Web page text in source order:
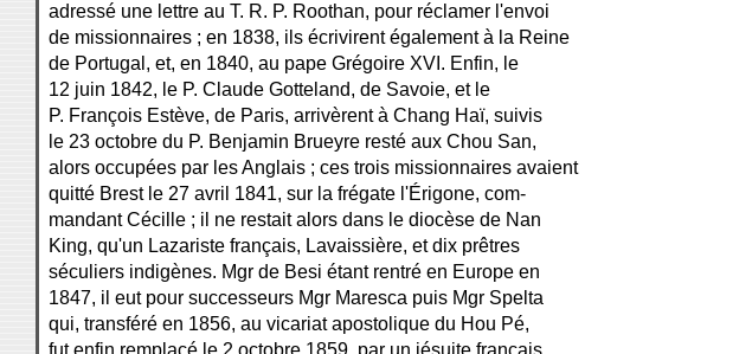
adressé une lettre au T. R. P. Roothan, pour réclamer l'envoi
de missionnaires ; en 1838, ils écrivirent également à la Reine
de Portugal, et, en 1840, au pape Grégoire XVI. Enfin, le
12 juin 1842, le P. Claude Gotteland, de Savoie, et le
P. François Estève, de Paris, arrivèrent à Chang Haï, suivis
le 23 octobre du P. Benjamin Brueyre resté aux Chou San,
alors occupées par les Anglais ; ces trois missionnaires avaient
quitté Brest le 27 avril 1841, sur la frégate l'Érigone, com-
mandant Cécille ; il ne restait alors dans le diocèse de Nan
King, qu'un Lazariste français, Lavaissière, et dix prêtres
séculiers indigènes. Mgr de Besi étant rentré en Europe en
1847, il eut pour successeurs Mgr Maresca puis Mgr Spelta
qui, transféré en 1856, au vicariat apostolique du Hou Pé,
fut enfin remplacé le 2 octobre 1859, par un jésuite français,